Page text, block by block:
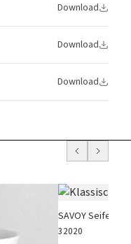
Download
Download
Download
SAVOY
32020